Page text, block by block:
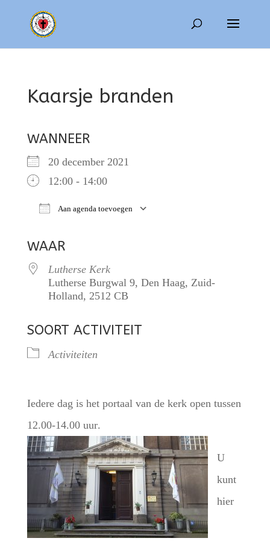
Kaarsje branden
WANNEER
20 december 2021
12:00 - 14:00
Aan agenda toevoegen
WAAR
Lutherse Kerk
Lutherse Burgwal 9, Den Haag, Zuid-
Holland, 2512 CB
SOORT ACTIVITEIT
Activiteiten
Iedere dag is het portaal van de kerk open tussen
12.00-14.00 uur.
U
kunt
hier